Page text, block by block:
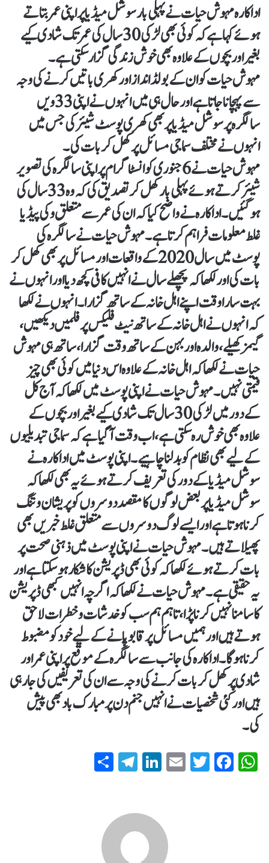
اداکارہ مہوش حیات نے پہلی بار سوشل میڈیا پر اپنی عمر بتاتے
ہوئے کہا ہے کہ کوئی بھی لڑکی 30 سال کی عمر تک شادی کیے
بغیر اور بچوں کے علاوہ بھی خوش زندگی گزار سکتی ہے۔
مہوش حیات کو ان کے بولڈ انداز اور کھری باتیں کرنے کی وجہ
سے پہچانا جاتا ہے اور حال ہی میں انہوں نے اپنی 33 ویں
سالگرہ پر سوشل میڈیا پر بھی کھری پوسٹ شیئر کی جس میں
انہوں نے مختلف سماجی مسائل پر کھل کر بات کی۔
مہوش حیات نے 6 جنوری کو انسٹاگرام پر اپنی سالگرہ کی تصویر
شیئر کرتے ہوئے پہلی بار کھل کر تصدیق کی کہ وہ 33 سال کی
ہوگئیں۔اداکارہ نے واضح کیا کہ ان کی عمر سے متعلق وکی پیڈیا
غلط معلومات فراہم کرتا ہے۔مہوش حیات نے سالگرہ کی
پوسٹ میں سال 2020 کے واقعات اور مسائل پر بھی کھل کر
بات کی اور لکھا کہ پچھلے سال نے انہیں کافی کچھ دیا اور انہوں نے
بہت سارا وقت اپنے اہل خانہ کے ساتھ گزارا۔انہوں نے لکھا
کہ انہوں نے اہل خانہ کے ساتھ نیٹ فلیکس پر فلمیں دیکھیں،
گیمز کھیلے، والدہ اور بہن کے ساتھ وقت گزارا، ساتھ ہی مہوش
حیات نے لکھا کہ اہل خانہ کے علاوہ اس دنیا میں کوئی بھی چیز
قیمتی نہیں۔مہوش حیات نے اپنی پوسٹ میں لکھا کہ آج کل
کے دور میں لڑکی 30 سال تک شادی کیے بغیر اور بچوں کے
علاوہ بھی خوش رہ سکتی ہے، اب وقت آگیا ہے کہ سماجی تبدیلیوں
کے لیے بھی نظام کو بدلنا چاہیے۔اپنی پوسٹ میں اداکارہ نے
سوشل میڈیا کے دور کی تعریف کرتے ہوئے یہ بھی لکھا کہ
سوشل میڈیا پر بعض لوگوں کا مقصد دوسروں کو پریشان و تنگ
کرنا ہوتاہے اور ایسے لوگ دوسروں سے متعلق غلط خبریں بھی
پھیلاتے ہیں۔مہوش حیات نے اپنی پوسٹ میں ذہنی صحت پر
بات کرتے ہوئے لکھا کہ کوئی بھی ڈپریشن کا شکار ہوسکتاہے اور
یہ حقیقی ہے۔مہوش حیات نے لکھا کہ اگرچہ انہیں کبھی ڈپریشن
کا سامنا نہیں کرنا پڑا، تاہم ہم سب کو خدشات و خطرات لاحق
ہوتے ہیں اور ہمیں مسائل پر قابو پانے کے لیے خود کو مضبوط
کرنا ہوگا۔اداکارہ کی جانب سے سالگرہ کے موقع پر اپنی عمر اور
شادی پر کھل کر بات کرنے کی وجہ سے ان کی تعریفیں کی جا رہی
ہیں اور کئی شخصیات نے انہیں جنم دن پر مبارک باد بھی پیش
کی۔
W
ha
Fa
ce
T
wi
E
m
Li
nk
In
T
el
ra
m